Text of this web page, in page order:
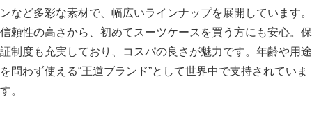
ンなど多彩な素材で、幅広いラインナップを展開しています。
信頼性の高さから、初めてスーツケースを買う方にも安心。保
証制度も充実しており、コスパの良さが魅力です。年齢や用途
を問わず使える“王道ブランド”として世界中で支持されていま
す。